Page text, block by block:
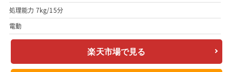
処理能力 7kg/15分
電動
楽天市場で見る